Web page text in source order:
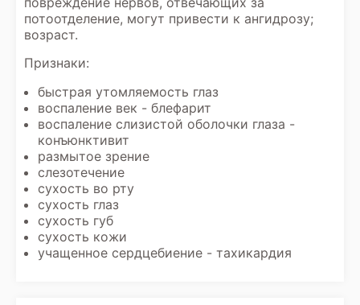
потоотделение, могут привести к ангидрозу;
возраст.
Признаки:
быстрая утомляемость глаз
воспаление век - блефарит
воспаление слизистой оболочки глаза -
конъюнктивит
размытое зрение
слезотечение
сухость во рту
сухость глаз
сухость губ
сухость кожи
учащенное сердцебиение - тахикардия